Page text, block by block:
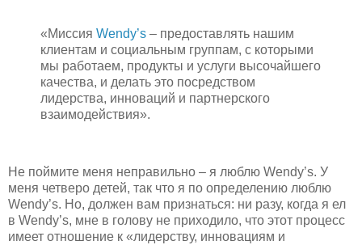
«Миссия Wendy’s – предоставлять нашим
клиентам и социальным группам, с которыми
мы работаем, продукты и услуги высочайшего
качества, и делать это посредством
лидерства, инноваций и партнерского
взаимодействия».
Не поймите меня неправильно – я люблю Wendy’s. У
меня четверо детей, так что я по определению люблю
Wendy’s. Но, должен вам признаться: ни разу, когда я ел
в Wendy’s, мне в голову не приходило, что этот процесс
имеет отношение к «лидерству, инновациям и